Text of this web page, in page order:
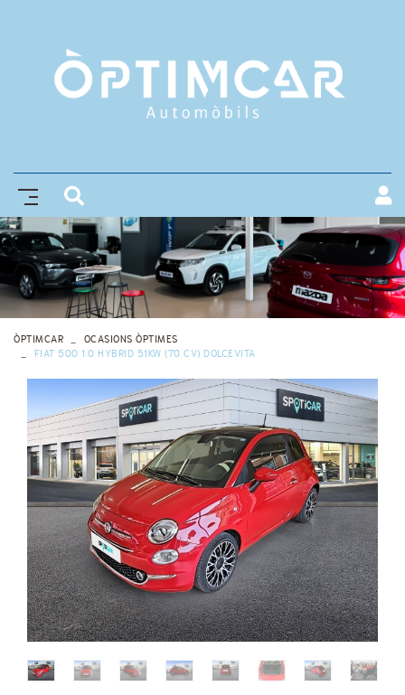
ÒPTIMCAR
OCASIONS ÒPTIMES
FIAT 500 1.0 HYBRID 51KW (70 CV) DOLCEVITA